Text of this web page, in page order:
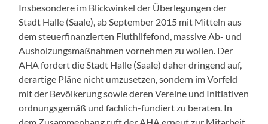
Insbesondere im Blickwinkel der Überlegungen der
Stadt Halle (Saale), ab September 2015 mit Mitteln aus
dem steuerfinanzierten Fluthilfefond, massive Ab- und
Ausholzungsmaßnahmen vornehmen zu wollen. Der
AHA fordert die Stadt Halle (Saale) daher dringend auf,
derartige Pläne nicht umzusetzen, sondern im Vorfeld
mit der Bevölkerung sowie deren Vereine und Initiativen
ordnungsgemäß und fachlich-fundiert zu beraten. In